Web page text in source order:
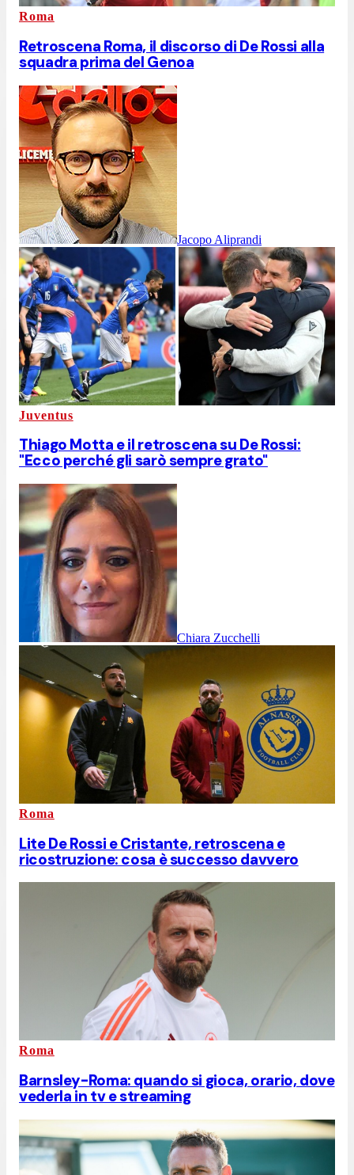
Roma
Retroscena Roma, il discorso di De Rossi alla
squadra prima del Genoa
Jacopo Aliprandi
Juventus
Thiago Motta e il retroscena su De Rossi:
"Ecco perché gli sarò sempre grato"
Chiara Zucchelli
Roma
Lite De Rossi e Cristante, retroscena e
ricostruzione: cosa è successo davvero
Roma
Barnsley-Roma: quando si gioca, orario, dove
vederla in tv e streaming